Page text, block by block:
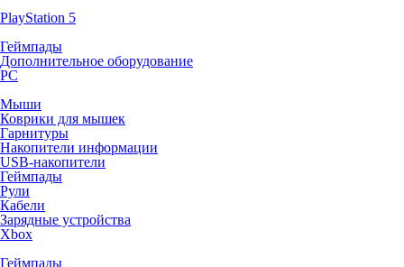
PlayStation 5
Геймпады
Дополнительное оборудование
PC
Мыши
Коврики для мышек
Гарнитуры
Накопители информации
USB-накопители
Геймпады
Рули
Кабели
Зарядные устройства
Xbox
Геймпады